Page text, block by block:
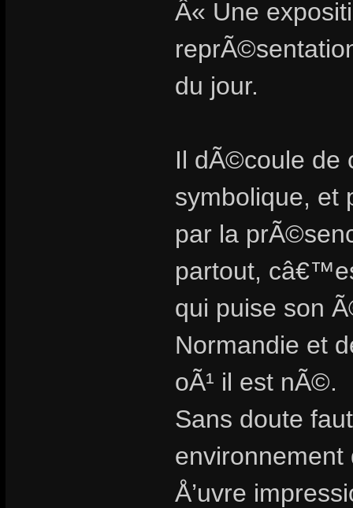
Â« Une
du jour.
Il dÃ©coule de
symbolique, et
par la
partout,
qui puise son
Normandie et
oÃ¹ il est nÃ©.
Sans doute
Å’uvre